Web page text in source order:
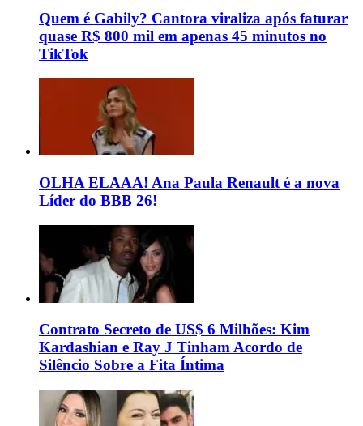
Quem é Gabily? Cantora viraliza após faturar
quase R$ 800 mil em apenas 45 minutos no
TikTok
OLHA ELAAA! Ana Paula Renault é a nova
Líder do BBB 26!
Contrato Secreto de US$ 6 Milhões: Kim
Kardashian e Ray J Tinham Acordo de
Silêncio Sobre a Fita Íntima